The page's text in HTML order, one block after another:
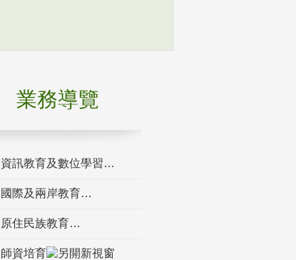
業務導覽
資訊教育及數位學習
國際及兩岸教育
原住民族教育
師資培育